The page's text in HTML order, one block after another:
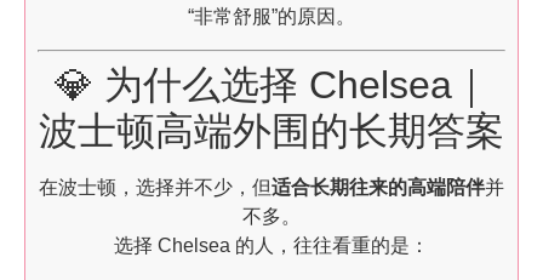
“非常舒服”的原因。
💎 为什么选择 Chelsea｜
波士顿高端外围的长期答案
在波士顿，选择并不少，但适合长期往来的高端陪伴并
不多。
选择 Chelsea 的人，往往看重的是：